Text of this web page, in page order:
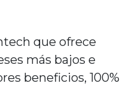
que ofrece
más bajos e
beneficios, 100%